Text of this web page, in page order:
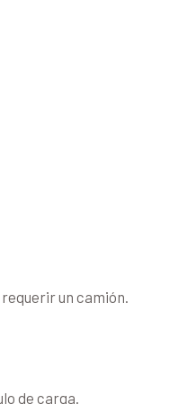
un camión.
de carga.